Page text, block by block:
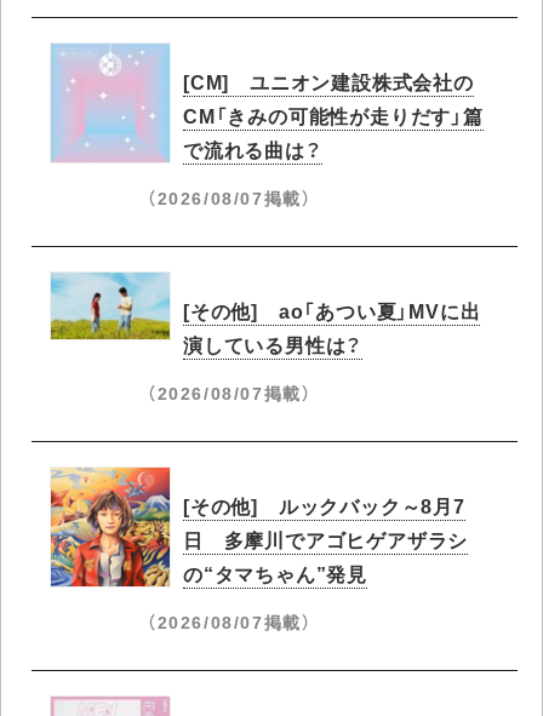
[CM] ユニオン建設株式会社の
CM「きみの可能性が走りだす」篇
で流れる曲は？
（2026/08/07掲載）
[その他] ao「あつい夏」MVに出
演している男性は？
（2026/08/07掲載）
[その他] ルックバック～8月7
日 多摩川でアゴヒゲアザラシ
の“タマちゃん”発見
（2026/08/07掲載）